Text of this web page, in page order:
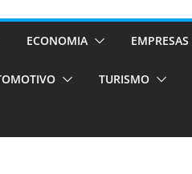
únicas e
de volta!
ECONOMIA EMPRESAS
TURISMO